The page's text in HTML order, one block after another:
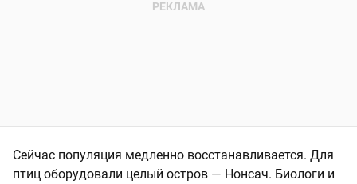
Сейчас популяция медленно восстанавливается. Для
птиц оборудовали целый остров — Нонсач. Биологи и